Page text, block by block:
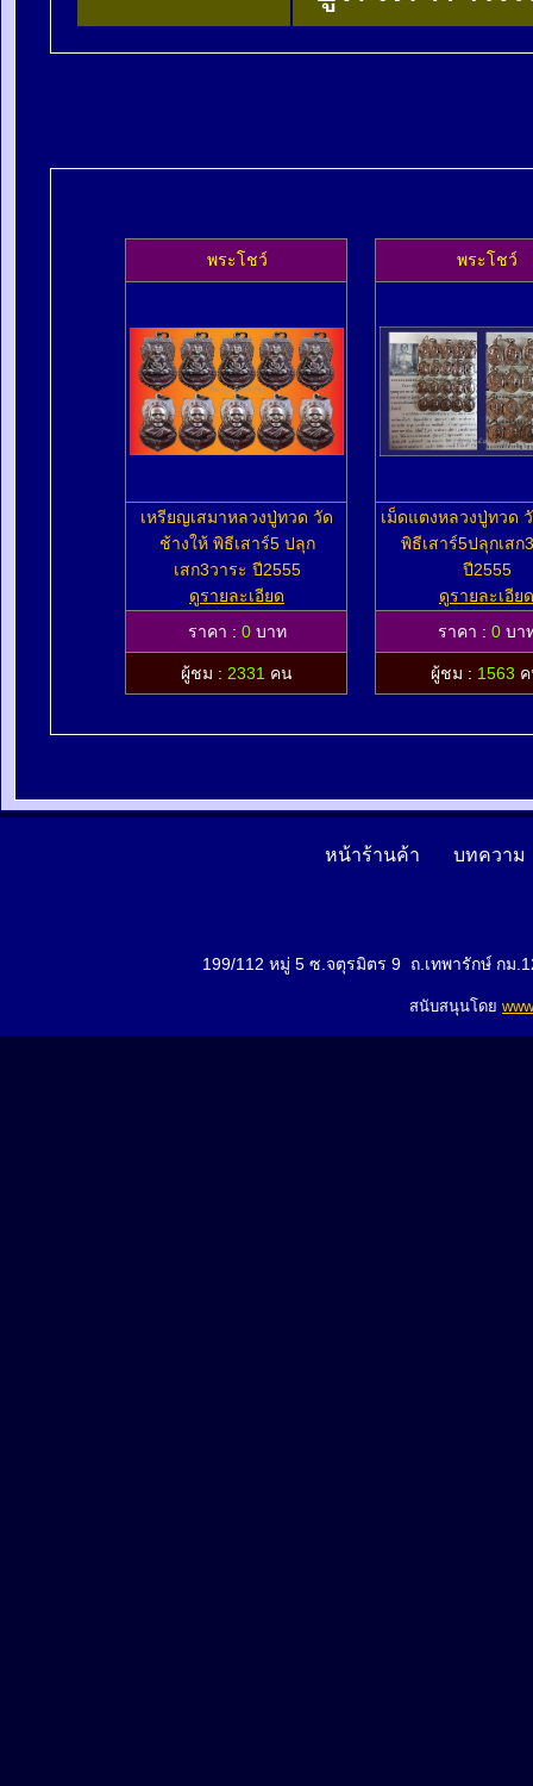
พระโชว์
เหรียญเสมาหลวงปู่ทวด วัด
ช้างให้ พิธีเสาร์5 ปลุก
เสก3วาระ ปี2555
ดูรายละเอียด
ราคา : 0 บาท
ผู้ชม : 2331 คน
พระโชว์
เม็ดแตงหลวงปู่ทวด
พิธีเสาร์5ปลุกเสก
ปี2555
ดูรายละเอียด
ราคา : 0 บา
ผู้ชม : 1563
หน้าร้านค้า บทความ
199/112 หมู่ 5 ซ.จตุรมิตร 9 ถ.เทพารักษ์ กม
สนับสนุนโดย